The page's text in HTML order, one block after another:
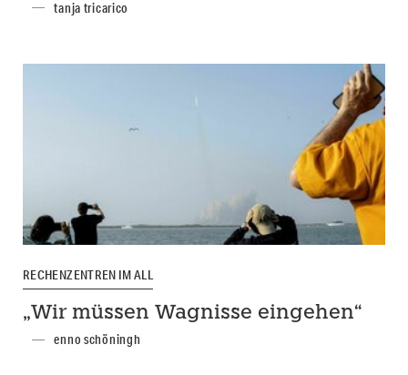
tanja tricarico
RECHENZENTREN IM ALL
„Wir müssen Wagnisse eingehen“
enno schöningh